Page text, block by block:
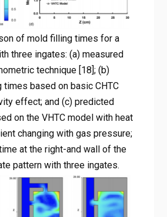
of mold filling times for a
three ingates: (a) measured
technique [18]; (b)
based on basic CHTC
effect; and (c) predicted
on the VHTC model with heat
changing with gas pressure;
at the right-and wall of the
pattern with three ingates.